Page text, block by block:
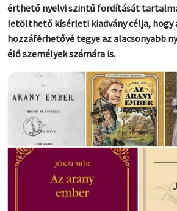
érthető nyelvi szintű fordítását
letölthető kísérleti kiadvány célja,
hozzáférhetővé tegye az alacsonyabb
élő személyek számára is.